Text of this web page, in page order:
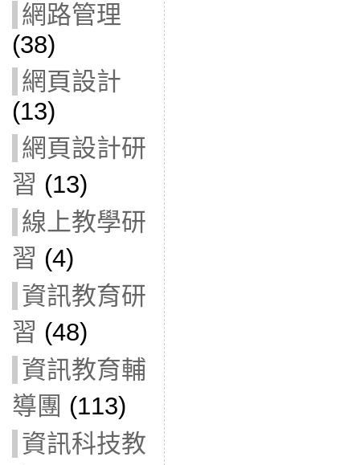
網路管理
(38)
網頁設計
(13)
網頁設計研
習 (13)
線上教學研
習 (4)
資訊教育研
習 (48)
資訊教育輔
導團 (113)
資訊科技教